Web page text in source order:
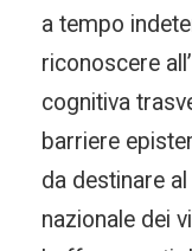
a tempo
riconoscere
cognitiva
barriere
da destinare
nazionale dei